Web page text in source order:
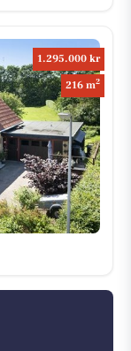
1.295.000 kr
216 m2